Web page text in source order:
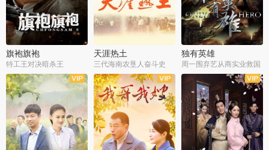
旗袍旗袍
特工王对决暗杀王
天涯热土
三代海南农垦人奋斗史
独有英雄
周一围弃艺从商实业救国
全34集
全50集 全51集